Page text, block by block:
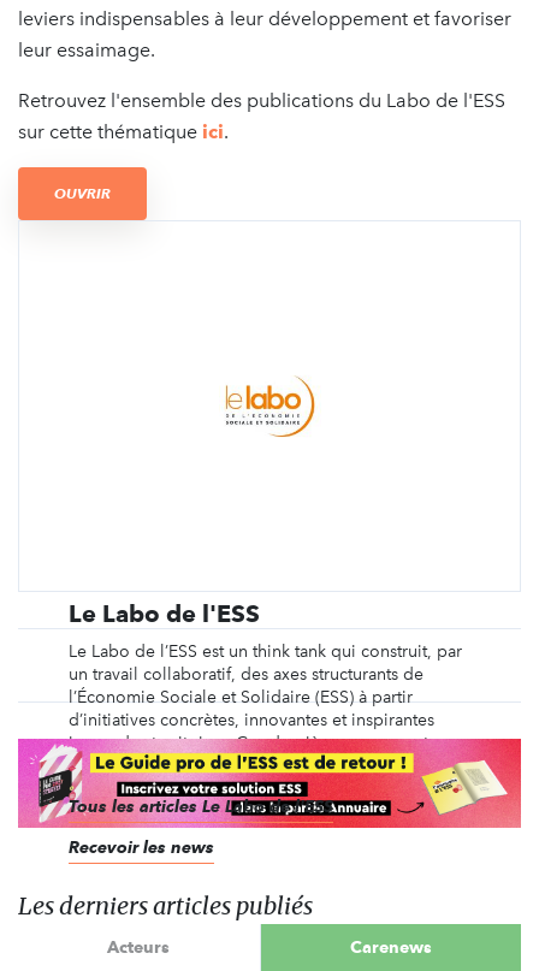
leviers indispensables à leur développement et favoriser
leur essaimage.
Retrouvez l'ensemble des publications du Labo de l'ESS
sur cette thématique ici.
OUVRIR
Le Labo de l'ESS
Le Labo de l’ESS est un think tank qui construit, par
un travail collaboratif, des axes structurants de
l’Économie Sociale et Solidaire (ESS) à partir
d’initiatives concrètes, innovantes et inspirantes
issues des territoires. Ces dernières proposent une
autre manière de produire, consommer, ...
Tous les articles Le Labo de l'ESS
Recevoir les news
Les derniers articles publiés
Acteurs Carenews